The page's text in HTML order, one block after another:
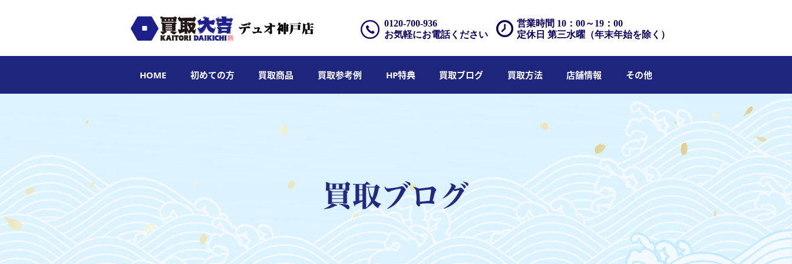
営業時間 10：00～19：00
定休日 第三水曜（年末年始を除く）
0120-700-936
お気軽にお電話ください
HOME 初めての方 買取商品 買取参考例 HP特典 買取ブログ 買取方法 店舗情報 その他